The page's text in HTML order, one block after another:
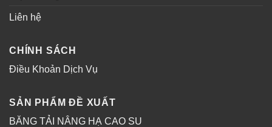
Liên hệ
CHÍNH SÁCH
Điều Khoản Dịch Vụ
SẢN PHẨM ĐỀ XUẤT
BĂNG TẢI NÂNG HẠ CAO SU